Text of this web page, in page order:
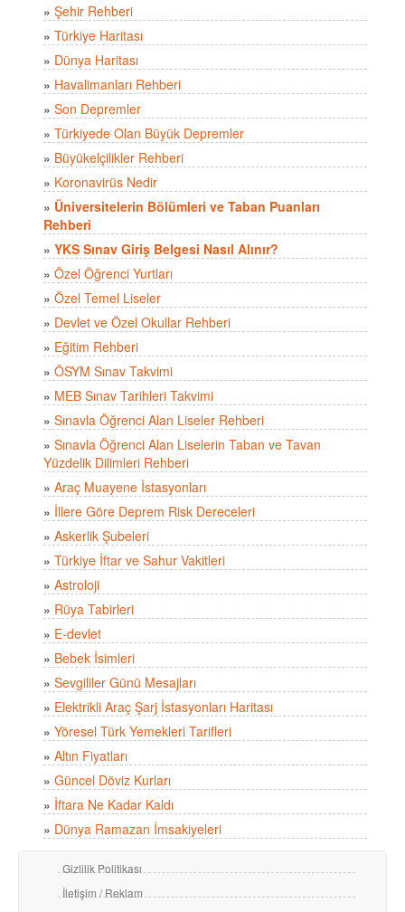
» Şehir Rehberi
» Türkiye Haritası
» Dünya Haritası
» Havalimanları Rehberi
» Son Depremler
» Türkiyede Olan Büyük Depremler
» Büyükelçilikler Rehberi
» Koronavirüs Nedir
» Üniversitelerin Bölümleri ve Taban Puanları
Rehberi
» YKS Sınav Giriş Belgesi Nasıl Alınır?
» Özel Öğrenci Yurtları
» Özel Temel Liseler
» Devlet ve Özel Okullar Rehberi
» Eğitim Rehberi
» ÖSYM Sınav Takvimi
» MEB Sınav Tarihleri Takvimi
» Sınavla Öğrenci Alan Liseler Rehberi
» Sınavla Öğrenci Alan Liselerin Taban ve Tavan
Yüzdelik Dilimleri Rehberi
» Araç Muayene İstasyonları
» İllere Göre Deprem Risk Dereceleri
» Askerlik Şubeleri
» Türkiye İftar ve Sahur Vakitleri
» Astroloji
» Rüya Tabirleri
» E-devlet
» Bebek İsimleri
» Sevgililer Günü Mesajları
» Elektrikli Araç Şarj İstasyonları Haritası
» Yöresel Türk Yemekleri Tarifleri
» Altın Fiyatları
» Güncel Döviz Kurları
» İftara Ne Kadar Kaldı
» Dünya Ramazan İmsakiyeleri
Gizlilik Politikası
İletişim / Reklam